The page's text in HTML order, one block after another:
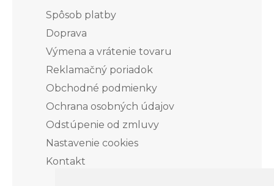
Spôsob platby
Doprava
Výmena a vrátenie tovaru
Reklamačný poriadok
Obchodné podmienky
Ochrana osobných údajov
Odstúpenie od zmluvy
Nastavenie cookies
Kontakt